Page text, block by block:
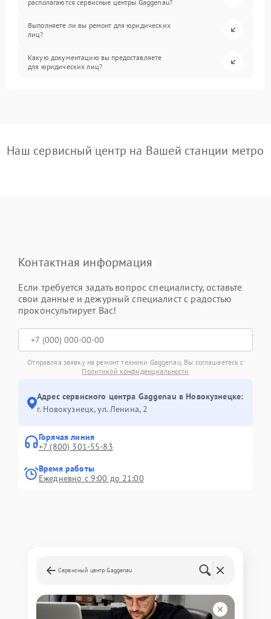
располагаются сервисные центры Gaggenau?
Выполняете ли вы ремонт для юридических
лиц?
Какую документацию вы предоставляете
для юридических лиц?
Наш сервисный центр на Вашей станции метро
Контактная информация
Если требуется задать вопрос специалисту, оставьте
свои данные и дежурный специалист с радостью
проконсультирует Вас!
Отправляя заявку на ремонт техники Gaggenau, Вы соглашаетесь с
Политикой конфиденциальности
Адрес сервисного центра Gaggenau в Новокузнецке:
г. Новокузнецк, ул. Ленина, 2
Горячая линия
+7 (800) 301-55-83
Время работы
Ежедневно с 9:00 до 21:00
Сервисный центр Gaggenau